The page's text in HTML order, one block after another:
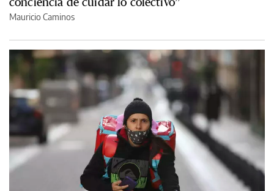
Mauricio Caminos